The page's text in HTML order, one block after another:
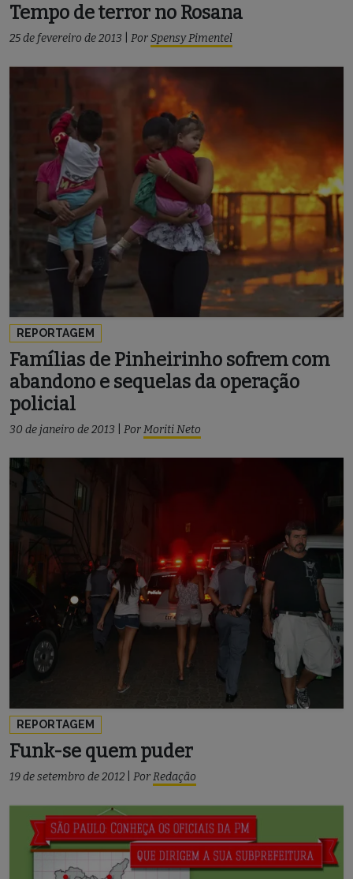
Tempo de terror no Rosana
25 de fevereiro de 2013 PorSpensy Pimentel
REPORTAGEM
Famílias de Pinheirinho sofrem com
abandono e sequelas da operação
policial
30 de janeiro de 2013 PorMoriti Neto
REPORTAGEM
Funk-se quem puder
19 de setembro de 2012 PorRedação